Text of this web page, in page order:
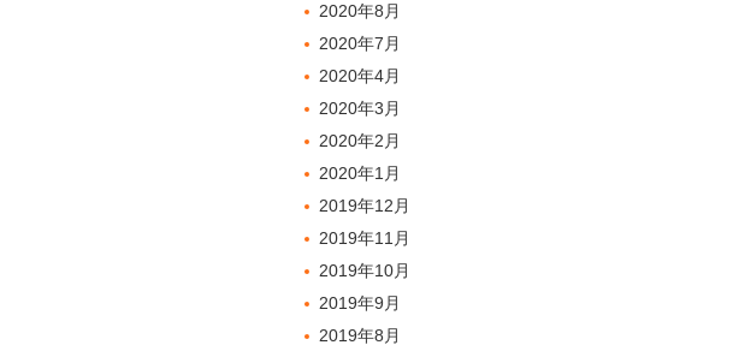
2020年8月
2020年7月
2020年4月
2020年3月
2020年2月
2020年1月
2019年12月
2019年11月
2019年10月
2019年9月
2019年8月